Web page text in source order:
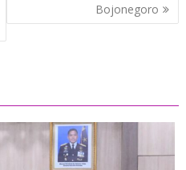
Bojonegoro